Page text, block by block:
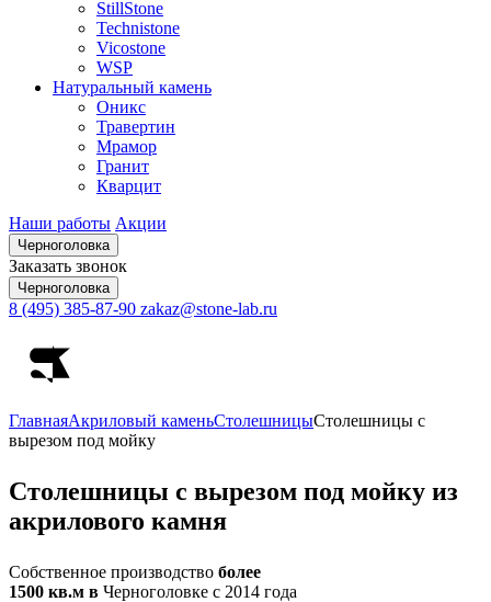
StillStone
Technistone
Vicostone
WSP
Натуральный камень
Оникс
Травертин
Мрамор
Гранит
Кварцит
Наши работы Акции
Черноголовка
Заказать звонок
Черноголовка
8 (495) 385-87-90 zakaz@stone-lab.ru
ГлавнаяАкриловый каменьСтолешницыСтолешницы с
вырезом под мойку
Столешницы с вырезом под мойку из
акрилового камня
Собственное производство более
1500 кв.м в Черноголовке с 2014 года